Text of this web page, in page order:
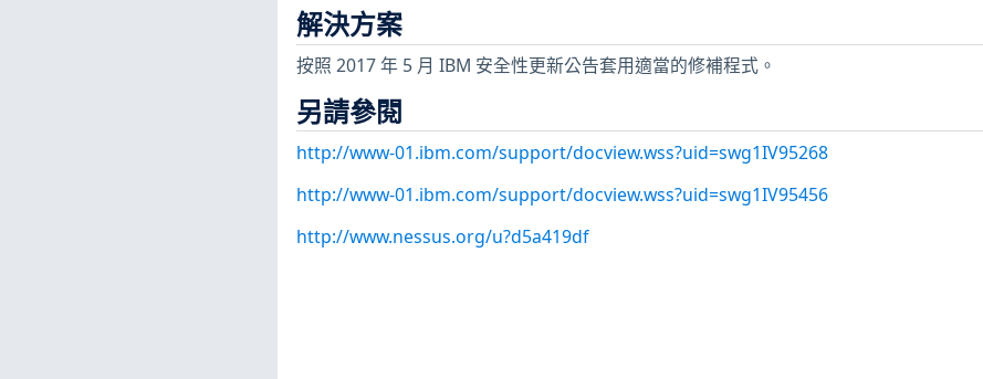
解決方案
按照 2017 年 5 月 IBM 安全性更新公告套用適當的修補程式。
另請參閱
http://www-01.ibm.com/support/docview.wss?uid=swg1IV95268
http://www-01.ibm.com/support/docview.wss?uid=swg1IV95456
http://www.nessus.org/u?d5a419df